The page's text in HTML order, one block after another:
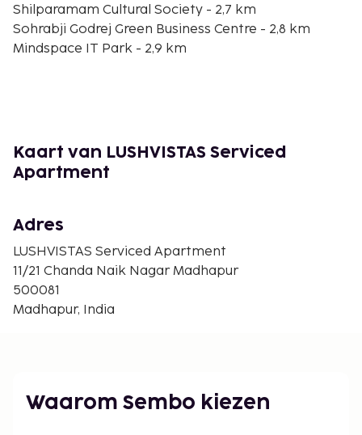
Shilparamam Cultural Society - 2,7 km
Sohrabji Godrej Green Business Centre - 2,8 km
Mindspace IT Park - 2,9 km
HITEX Exhibition Centre - 3,8 km
Sarath City Capital Mall - 3,9 km
Hyderabad International Convention Centre - 4 km
Hyderabad Dog Park - 4,6 km
De dichtsbijzijnde luchthaven is Hyderabad (HYD-
Internationale luchthaven Rajiv Gandhi) - 35,7 km
Ter plaatse heb je gratis parkeerplaatsen.
Kaart van LUSHVISTAS Serviced
Apartment
Adres
LUSHVISTAS Serviced Apartment
11/21 Chanda Naik Nagar Madhapur
500081
Madhapur, India
Waarom Sembo kiezen